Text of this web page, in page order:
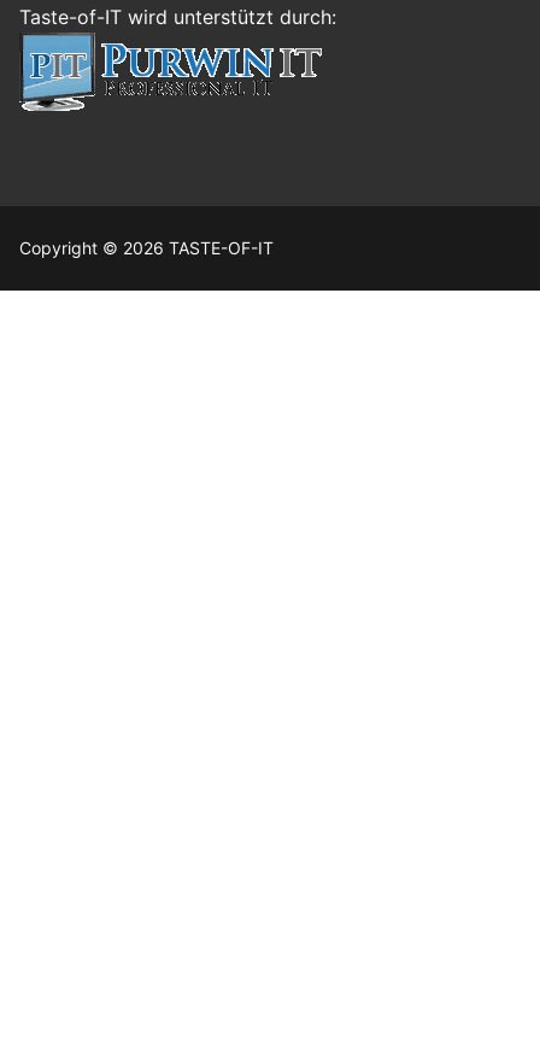
Taste-of-IT wird unterstützt durch:
Copyright © 2026 TASTE-OF-IT